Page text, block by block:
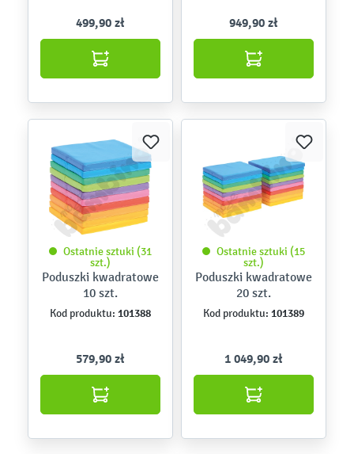
499,90 zł 949,90 zł
Ostatnie sztuki (31
szt.)
Poduszki kwadratowe
10 szt.
Kod produktu: 101388
579,90 zł
Ostatnie sztuki (15
szt.)
Poduszki kwadratowe
20 szt.
Kod produktu: 101389
1 049,90 zł